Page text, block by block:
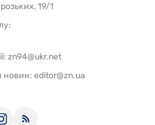
19/1
zn94@ukr.net
новин: editor@zn.ua